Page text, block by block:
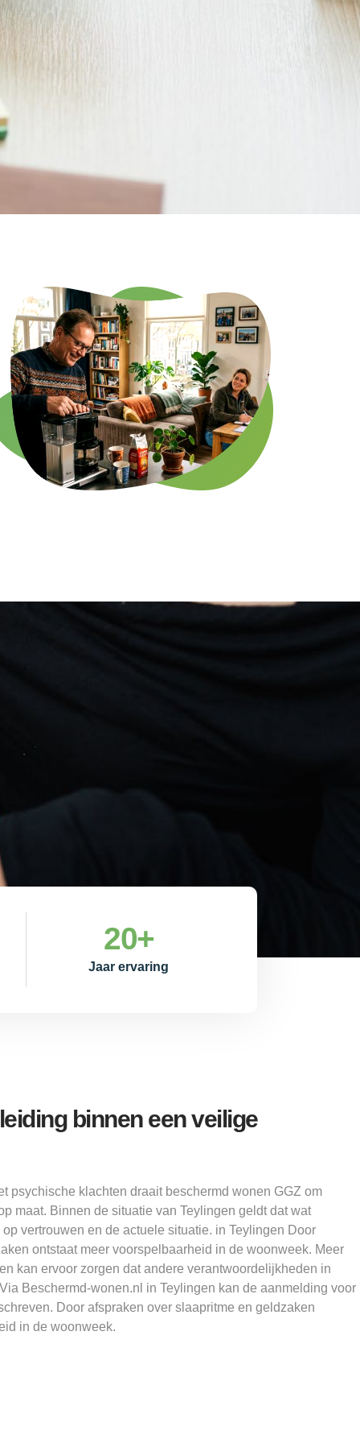
Jaar ervaring
20+
binnen een veilige
psychische klachten draait beschermd wonen GGZ om
maat. Binnen de situatie van Teylingen geldt dat wat
vertrouwen en de actuele situatie. in Teylingen Door
ontstaat meer voorspelbaarheid in de woonweek. Meer
kan ervoor zorgen dat andere verantwoordelijkheden in
Beschermd-wonen.nl in Teylingen kan de aanmelding voor
Door afspraken over slaapritme en geldzaken
in de woonweek.